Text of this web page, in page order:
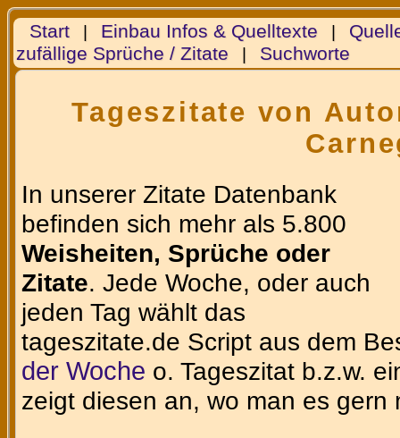
Start| Einbau Infos & Quelltexte |
zufällige Sprüche / Zitate | Suchworte
Tageszitate von
In unserer Zitate Datenbank
befinden sich mehr als 5.800
Weisheiten, Sprüche oder
Zitate. Jede Woche, oder auch
jeden Tag wählt das
tageszitate.de Script aus dem
der Woche o. Tageszitat b.z.w.
zeigt diesen an, wo man es gern